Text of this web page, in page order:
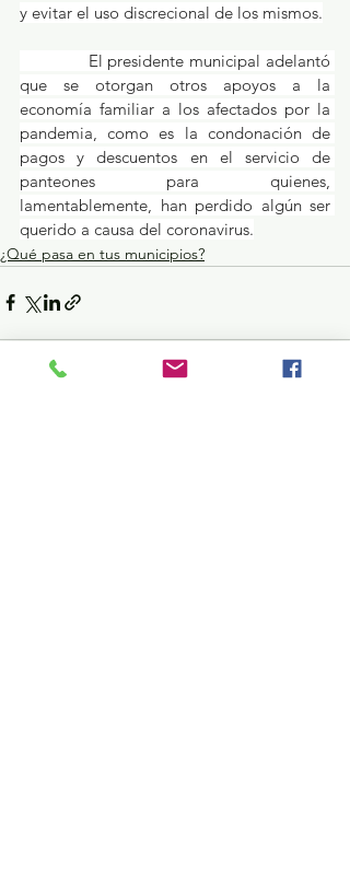
y evitar el uso discrecional de los mismos.
que se otorgan otros apoyos a la
economía familiar a los afectados por la
pandemia, como es la condonación de
pagos y descuentos en el servicio de
panteones para quienes,
lamentablemente, han perdido algún ser
querido a causa del coronavirus.
¿Qué pasa en tus municipios?